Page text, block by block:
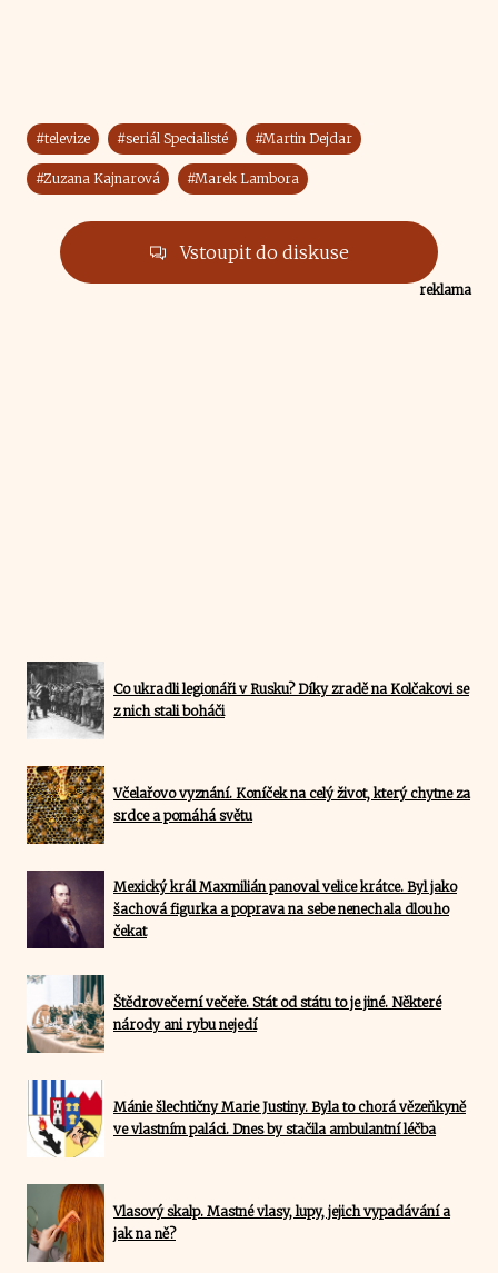
#televize #seriál Specialisté #Martin Dejdar
#Zuzana Kajnarová #Marek Lambora
Vstoupit do diskuse
reklama
Co ukradli legionáři v Rusku? Díky zradě na Kolčakovi se
z nich stali boháči
Včelařovo vyznání. Koníček na celý život, který chytne za
srdce a pomáhá světu
Mexický král Maxmilián panoval velice krátce. Byl jako
šachová figurka a poprava na sebe nenechala dlouho
čekat
Štědrovečerní večeře. Stát od státu to je jiné. Některé
národy ani rybu nejedí
Mánie šlechtičny Marie Justiny. Byla to chorá vězeňkyně
ve vlastním paláci. Dnes by stačila ambulantní léčba
Vlasový skalp. Mastné vlasy, lupy, jejich vypadávání a
jak na ně?